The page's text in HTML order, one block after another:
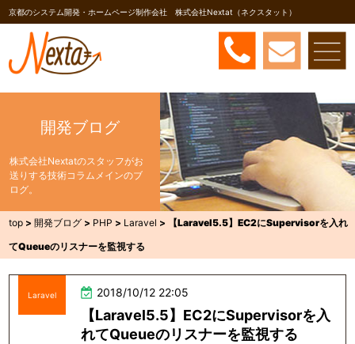
京都のシステム開発・ホームページ制作会社 株式会社Nextat（ネクスタット）
開発ブログ
株式会社Nextatのスタッフがお
送りする技術コラムメインのブ
ログ。
top >開発ブログ > PHP > Laravel >
【Laravel5.5】EC2にSupervisorを入れ
てQueueのリスナーを監視する
Laravel 2018/10/12 22:05
【Laravel5.5】EC2にSupervisorを入
れてQueueのリスナーを監視する